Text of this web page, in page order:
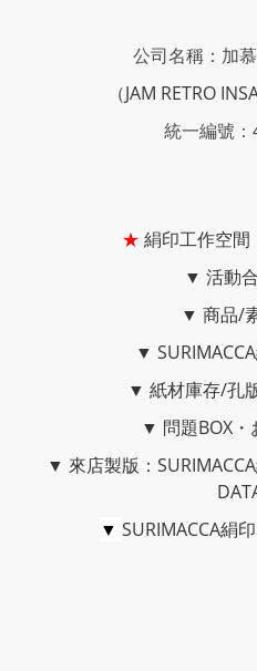
公司名稱：加
（JAM RETRO
統一編號
★ 絹印工作空間
▼ 活動
▼ 商品/
▼
▼ 紙材庫存/孔
▼ 問題BOX
▼ 來店製版：
▼ SURIMACCA絹